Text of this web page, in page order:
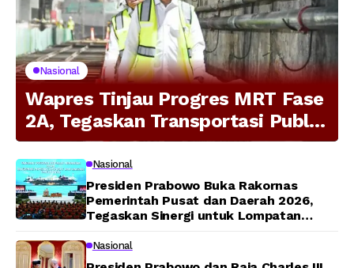
Nasional
Wapres Tinjau Progres MRT Fase
2A, Tegaskan Transportasi Publik
Modern Jadi Prioritas Nasional
Nasional
Presiden Prabowo Buka Rakornas
Pemerintah Pusat dan Daerah 2026,
Tegaskan Sinergi untuk Lompatan
Nasional